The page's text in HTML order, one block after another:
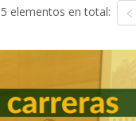
5 elementos en total: